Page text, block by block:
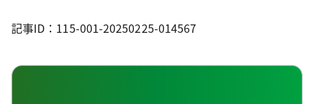
記事ID：115-001-20250225-014567